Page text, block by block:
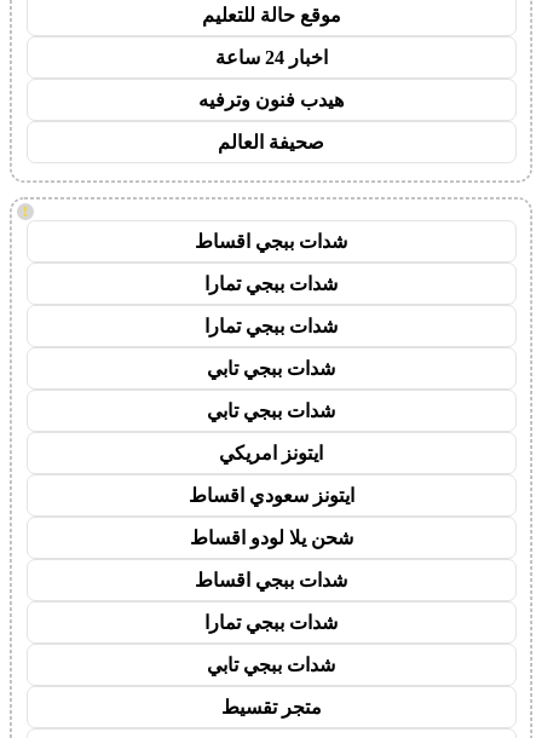
موقع حالة للتعليم
اخبار 24 ساعة
هيدب فنون وترفيه
صحيفة العالم
!
شدات ببجي اقساط
شدات ببجي تمارا
شدات ببجي تمارا
شدات ببجي تابي
شدات ببجي تابي
ايتونز امريكي
ايتونز سعودي اقساط
شحن يلا لودو اقساط
شدات ببجي اقساط
شدات ببجي تمارا
شدات ببجي تابي
متجر تقسيط